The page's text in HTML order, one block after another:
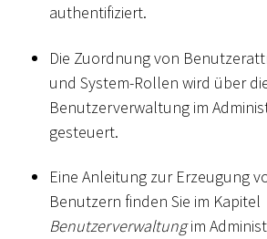
authentifiziert.
Die Zuordnung von
und System-Rollen wird über
Benutzerverwaltung im
gesteuert.
Eine Anleitung zur Erzeugung
Benutzern finden Sie im Kapitel
Benutzerverwaltungim